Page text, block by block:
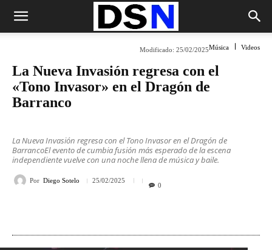
Música Videos
Modificado: 25/02/2025
La Nueva Invasión regresa con el
«Tono Invasor» en el Dragón de
Barranco
La Nueva Invasión regresa con el Tono Invasor en el Dragón de
BarrancoEl evento de cumbia fusión más esperado de la escena
independiente vuelve con una noche llena de música y baile.
Por Diego Sotelo 25/02/2025
0